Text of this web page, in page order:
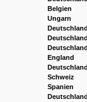
Belgien
Ungarn
Deutschland
Deutschland
Deutschland
England
Deutschland
Schweiz
Spanien
Deutschland